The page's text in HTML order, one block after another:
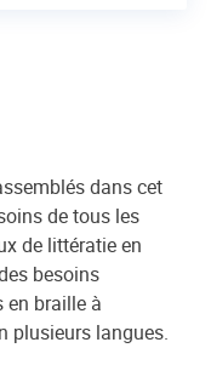
dans cet
de tous les
de littératie en
besoins
en braille à
plusieurs langues.